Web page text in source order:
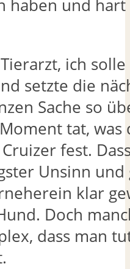
haben und
ich
setzte die
Sache so
tat, was
fest.
Unsinn und
klar
Doch
dass man